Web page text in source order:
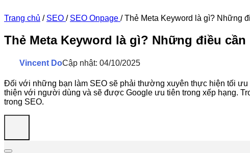
Trang chủ / SEO / SEO Onpage / Thẻ Meta Keyword là gì? Những
Thẻ Meta Keyword là gì? Những điều
Vincent DoCập nhật: 04/10/2025
Đối với những bạn làm SEO sẽ phải thường xuyên thực hiện tối
thiện với người dùng và sẽ được Google ưu tiên trong xếp hạng.
trong SEO.